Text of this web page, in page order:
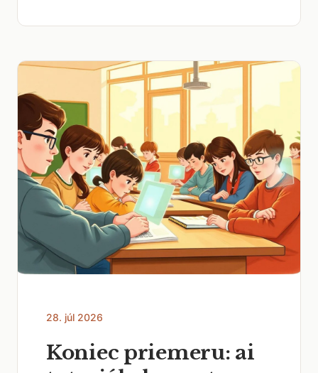
28. júl 2026
Koniec priemeru: ai